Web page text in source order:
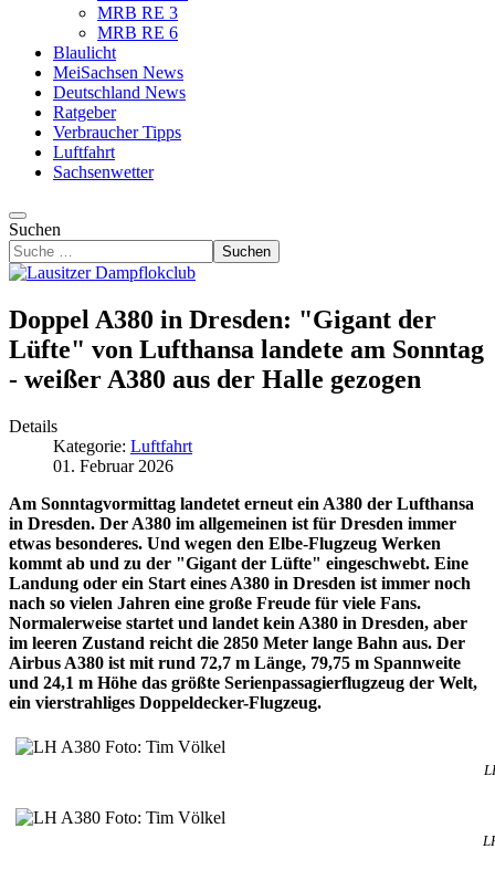
MRB RE 3
MRB RE 6
Blaulicht
MeiSachsen News
Deutschland News
Ratgeber
Verbraucher Tipps
Luftfahrt
Sachsenwetter
Suchen
Suchen
Doppel A380 in Dresden: "Gigant der
Lüfte" von Lufthansa landete am Sonntag
- weißer A380 aus der Halle gezogen
Details
Kategorie: Luftfahrt
01. Februar 2026
Am Sonntagvormittag landetet erneut ein A380 der Lufthansa
in Dresden. Der A380 im allgemeinen ist für Dresden immer
etwas besonderes. Und wegen den Elbe-Flugzeug Werken
kommt ab und zu der "Gigant der Lüfte" eingeschwebt. Eine
Landung oder ein Start eines A380 in Dresden ist immer noch
nach so vielen Jahren eine große Freude für viele Fans.
Normalerweise startet und landet kein A380 in Dresden, aber
im leeren Zustand reicht die 2850 Meter lange Bahn aus. Der
Airbus A380 ist mit rund 72,7 m Länge, 79,75 m Spannweite
und 24,1 m Höhe das größte Serienpassagierflugzeug der Welt,
ein vierstrahliges Doppeldecker-Flugzeug.